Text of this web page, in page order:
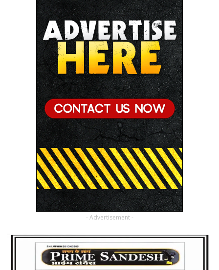
- Advertisement -